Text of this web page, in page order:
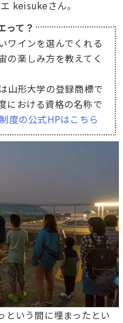
keisukeさん。
って？
ワインを選んでくれる
の楽しみ方を教えてく
山形大学の登録商標で
における資格の名称で
度の公式HPはこちら
という間に埋まったとい